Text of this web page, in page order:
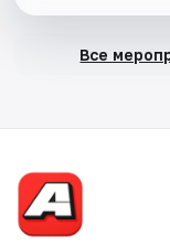
Все